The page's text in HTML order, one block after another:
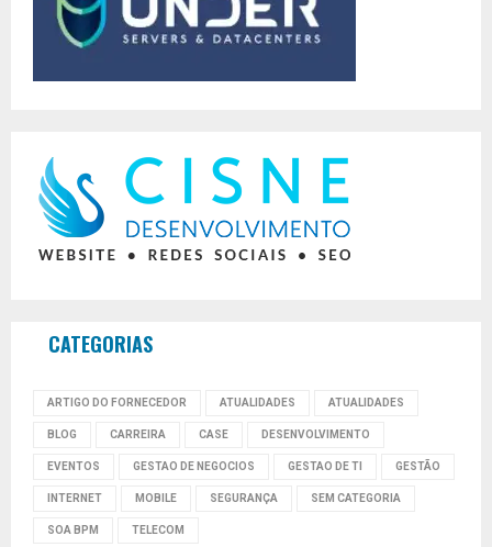
CATEGORIAS
ARTIGO DO FORNECEDOR ATUALIDADES ATUALIDADES
BLOG CARREIRA CASE DESENVOLVIMENTO
EVENTOS GESTAO DE NEGOCIOS GESTAO DE TI GESTÃO
INTERNET MOBILE SEGURANÇA SEM CATEGORIA
SOA BPM TELECOM